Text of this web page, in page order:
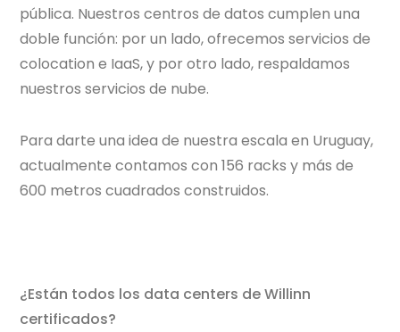
pública. Nuestros centros de datos cumplen una
doble función: por un lado, ofrecemos servicios de
colocation e IaaS, y por otro lado, respaldamos
nuestros servicios de nube.
Para darte una idea de nuestra escala en Uruguay,
actualmente contamos con 156 racks y más de
600 metros cuadrados construidos.
¿Están todos los data centers de Willinn
certificados?